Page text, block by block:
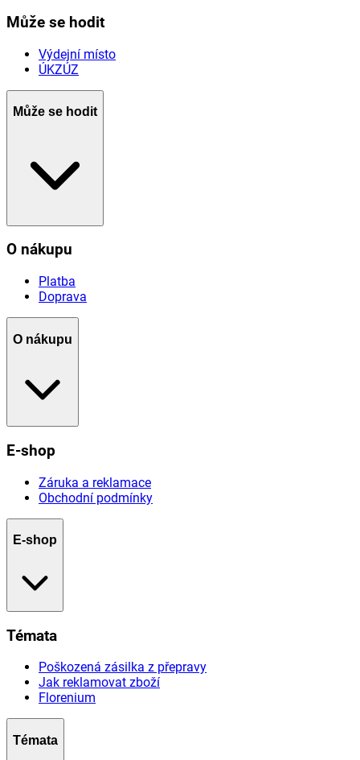
Může se hodit
Výdejní místo
ÚKZÚZ
Může se hodit
O nákupu
Platba
Doprava
O nákupu
E-shop
Záruka a reklamace
Obchodní podmínky
E-shop
Témata
Poškozená zásilka z přepravy
Jak reklamovat zboží
Florenium
Témata